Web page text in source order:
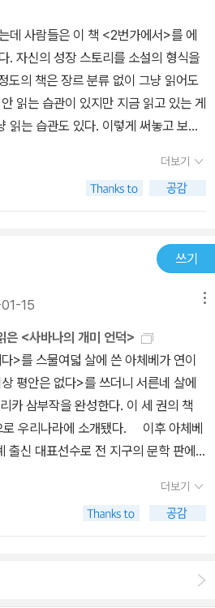
바로잡아야 한다.” 남아공에서
의 역사는 길다. 아파르트헤이트는 국
압과 인권 박탈로, 백인들과 권력자들
지배자의 논리를 내면화시켜 자신들
공의 교육은 흑인을 백인을 위한 단순
이 목적으로, 흑인들은 이 체제하에서
도 보어인(남아프리카공화국의 네덜
, 뭘 달리 생각할 수 있었겠”냐며 체념이
일 수도 일할 수도, 배울 수도, 가족이
노동 기계가 되어버린 인간은 인간다
유지하기 힘들고, 결국 자신이 인간성
버리게 된다. 하지만 에스키는 점차
기 세대는 부모 세대와 달리 수많은 사
수 있다고, 최소한 정치적 압력을 이
해줄 수 있다고 한다. 음파렐레는 백인
던 흑인들이 능동적인 행위자가 되기를
위치를 벗어던지는 것이야말로 피해자
이 책은 학교에서 매 맞는 걸 두려워하고
소년이(그의 세대가) 노예를 벗어나 독
문학의 아버
볼 여유가 없었다. [……] 문화적 자급자
데 사람들은 이 책 <2번가에서>를 에
. 자신의 성장 스토리를 소설의 형식을
도의 책은 장르 분류 없이 그냥 읽어도
읽는 습관이 있지만 지금 읽고 있는 게
읽는 습관도 있다. 이렇게 써놓고 보니
을 피할 수 없긴 하다만 하여간 주인공
져 시골의 할머니 밑에서 자란다. 왜
프리토리아에 흑인 가족이 살 수 없었
여러 종족들이 서로 살인과 약탈을 서
게, 특히 줄루 족에 의하여 저질러진 학
하게 진압해 멈추게 한 영국인이 무지
에도 보어인과의 전쟁에 승리한 영국
에서 해방시켰다고 여겨 일부 흑인 원주
을 하느님 또는 하느님의 자식이라고
남의 원시 비슷한 야만의 상태, 조지프
에 거주하던 이들에게 현대문명과 눈부
사려깊게 보이는 교묘한 착취는 기꺼
의 뛰어난 지능은 빛을 발하기 시작한
고 정없고 툭하면 두드려 패는 할머니
키를 도시 프리토리아의 빈민 외곽지
에스키. 그리도 그리워하던 부모품으
더보기
쓰기
15
은 <사바나의 개미 언덕>
>를 스물여덟 살에 쓴 아체베가 연이
평안은 없다>를 쓰더니 서른네 살에
카 삼부작을 완성한다. 이 세 권의 책
로 우리나라에 소개됐다. 이후 아체베
출신 대표선수로 전 지구의 문학 판에
다고 여겨지고 있던 조지프 콘래드조차
벼른 붓 끝에 의해 거덜이 나고 만다.
은 것들이야말로 근본적으로 식민의식
겠지만, 아체베의 아프리카 삼부작이
더보기